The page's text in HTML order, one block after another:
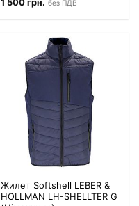
без ПДВ
Жилет Softshell LEBER &
HOLLMAN LH-SHELLTER G